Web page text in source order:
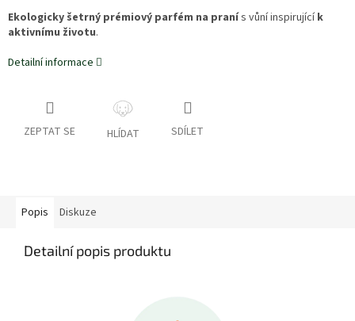
Ekologicky šetrný prémiový parfém na pranís vůní inspirujícík
aktivnímu životu.
Detailní informace
ZEPTAT SE HLÍDAT SDÍLET
Popis Diskuze
Detailní popis produktu